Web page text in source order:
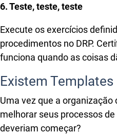
6. Teste, teste, teste
Execute os exercícios
procedimentos no DRP.
funciona quando as coisas
Existem
Uma vez que a
melhorar seus processos de
deveriam começar?